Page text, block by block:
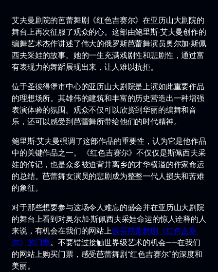
艾夫曼剧院的芭蕾舞剧《红色吉赛尔》在亚历山大剧院的
舞台上再次征服了观众的心。这部由鲍里斯·艾夫曼创作的
编舞艺术杰作讲述了伟大的俄罗斯芭蕾舞演员奥尔加·斯佩
西夫采娃的故事。她的一生充满戏剧性和悲剧性，通过富
有表现力的舞蹈展现出来，让人难以抗拒。
位于圣彼得堡市中心的亚历山大剧院是上演如此重要作品
的理想场所。其雄伟的建筑和丰富的历史营造出一种增强
表演体验的氛围。观众不仅可以欣赏到华丽的编舞和音
乐，还可以感受到芭蕾舞所带给他们的时代精神。
鲍里斯·艾夫曼强调了这部作品的重要性，认为它是他作品
中的关键作品之一。 《红色吉赛尔》不仅仅是斯佩西夫采
娃的传记，也是众多被迫背井离乡的才华横溢的作家命运
的总结。芭蕾舞女演员的悲剧成为整整一代人损失和苦难
的象征。
对于那些想要参与这场令人难忘的盛会并在亚历山大剧院
的舞台上看到对奥尔加·斯佩西夫采娃命运的惊人诠释的人
来说，有机会在我们的网站上购买芭蕾舞剧《红色吉赛
尔》的门票。不要错过接触世界级艺术的机会——在我们
的网站上购买门票，感受芭蕾舞剧“红色吉赛尔”的深度和
美丽。